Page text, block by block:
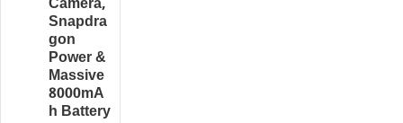
Camera,
Snapdra
gon
Power &
Massive
8000mA
h Battery